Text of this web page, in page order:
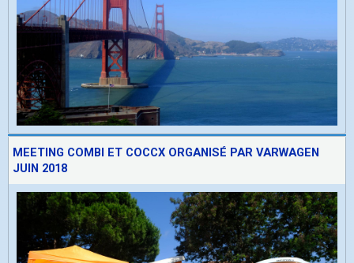
MEETING COMBI ET COCCX ORGANISÉ PAR VARWAGEN
JUIN 2018